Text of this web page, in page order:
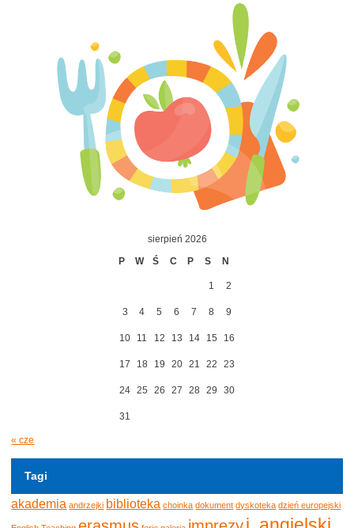
sierpień 2026
P
W Ś C P S N
1 2
3 4 5 6 7 8 9
10 11 12 13 14 15 16
17 18 19 20 21 22 23
24 25 26 27 28 29 30
31
« cze
Tagi
akademia andrzejki biblioteka choinka dokument dyskoteka dzień europejski